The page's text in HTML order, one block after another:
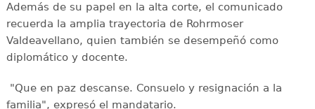
Además de su papel en la alta corte, el comunicado
recuerda la amplia trayectoria de Rohrmoser
Valdeavellano, quien también se desempeñó como
diplomático y docente.
"Que en paz descanse. Consuelo y resignación a la
familia", expresó el mandatario.